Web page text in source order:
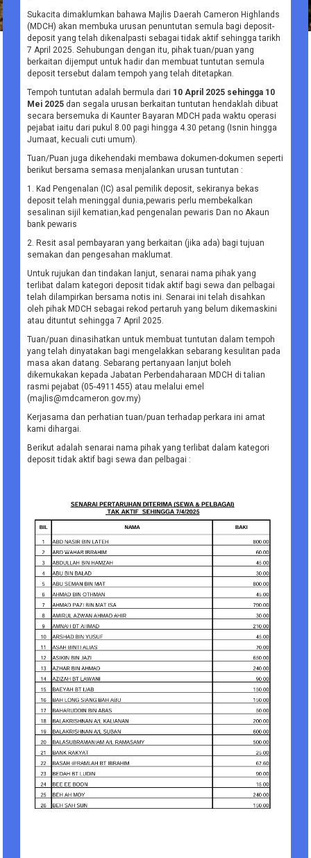
Sukacita dimaklumkan bahawa Majlis Daerah Cameron Highlands
(MDCH) akan membuka urusan penuntutan semula bagi deposit-
deposit yang telah dikenalpasti sebagai tidak aktif sehingga tarikh
7 April 2025. Sehubungan dengan itu, pihak tuan/puan yang
berkaitan dijemput untuk hadir dan membuat tuntutan semula
deposit tersebut dalam tempoh yang telah ditetapkan.
Tempoh tuntutan adalah bermula dari 10 April 2025 sehingga 10
Mei 2025 dan segala urusan berkaitan tuntutan hendaklah dibuat
secara bersemuka di Kaunter Bayaran MDCH pada waktu operasi
pejabat iaitu dari pukul 8.00 pagi hingga 4.30 petang (Isnin hingga
Jumaat, kecuali cuti umum).
Tuan/Puan juga dikehendaki membawa dokumen-dokumen seperti
berikut bersama semasa menjalankan urusan tuntutan :
1. Kad Pengenalan (IC) asal pemilik deposit, sekiranya bekas
deposit telah meninggal dunia,pewaris perlu membekalkan
sesalinan sijil kematian,kad pengenalan pewaris Dan no Akaun
bank pewaris
2. Resit asal pembayaran yang berkaitan (jika ada) bagi tujuan
semakan dan pengesahan maklumat.
Untuk rujukan dan tindakan lanjut, senarai nama pihak yang
terlibat dalam kategori deposit tidak aktif bagi sewa dan pelbagai
telah dilampirkan bersama notis ini. Senarai ini telah disahkan
oleh pihak MDCH sebagai rekod pertaruh yang belum dikemaskini
atau dituntut sehingga 7 April 2025.
Tuan/puan dinasihatkan untuk membuat tuntutan dalam tempoh
yang telah dinyatakan bagi mengelakkan sebarang kesulitan pada
masa akan datang. Sebarang pertanyaan lanjut boleh
dikemukakan kepada Jabatan Perbendaharaan MDCH di talian
rasmi pejabat (05-4911455) atau melalui emel
(majlis@mdcameron.gov.my)
Kerjasama dan perhatian tuan/puan terhadap perkara ini amat
kami dihargai.
Berikut adalah senarai nama pihak yang terlibat dalam kategori
deposit tidak aktif bagi sewa dan pelbagai :